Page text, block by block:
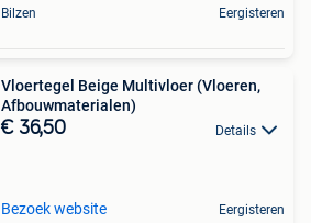
Bilzen Eergisteren
Vloertegel Beige Multivloer (Vloeren,
Afbouwmaterialen)
€ 36,50 Details
Bezoek website Eergisteren